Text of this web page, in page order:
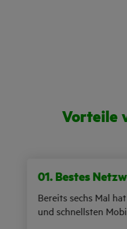
Vorteile
01. Bestes
Bereits sechs Mal
und schnellsten